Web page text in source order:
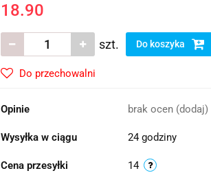
18.90
szt. Do koszyka
Do przechowalni
Opinie brak ocen (dodaj)
Wysyłka w ciągu 24 godziny
Cena przesyłki 14